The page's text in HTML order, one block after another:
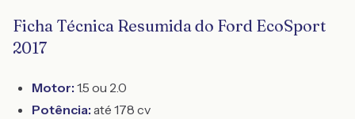
Ficha Técnica Resumida do Ford EcoSport
2017
Motor: 1.5 ou 2.0
Potência: até 178 cv